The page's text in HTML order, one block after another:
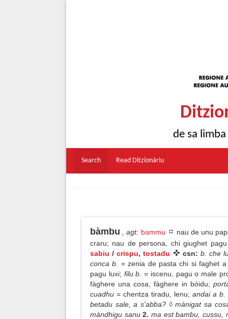
de sa
Search Read Ditzionàriu
bàmbu , agt: bammu
nau de unu
craru; nau de persona, chi giughet
sabiu / crispu,tostadu csn: b. che
conca b. = zenia de pasta chi si faghet
pagu luxi; filu b.= iscenu, pagu o male
fàghere una cosa, fàghere in bóidu;
cuadhu= chentza tiradu, lenu; andai a b.
betadu sale, a s'abba? ◊ mànigat sa
màndhigu sanu2.ma est bambu, cussu,